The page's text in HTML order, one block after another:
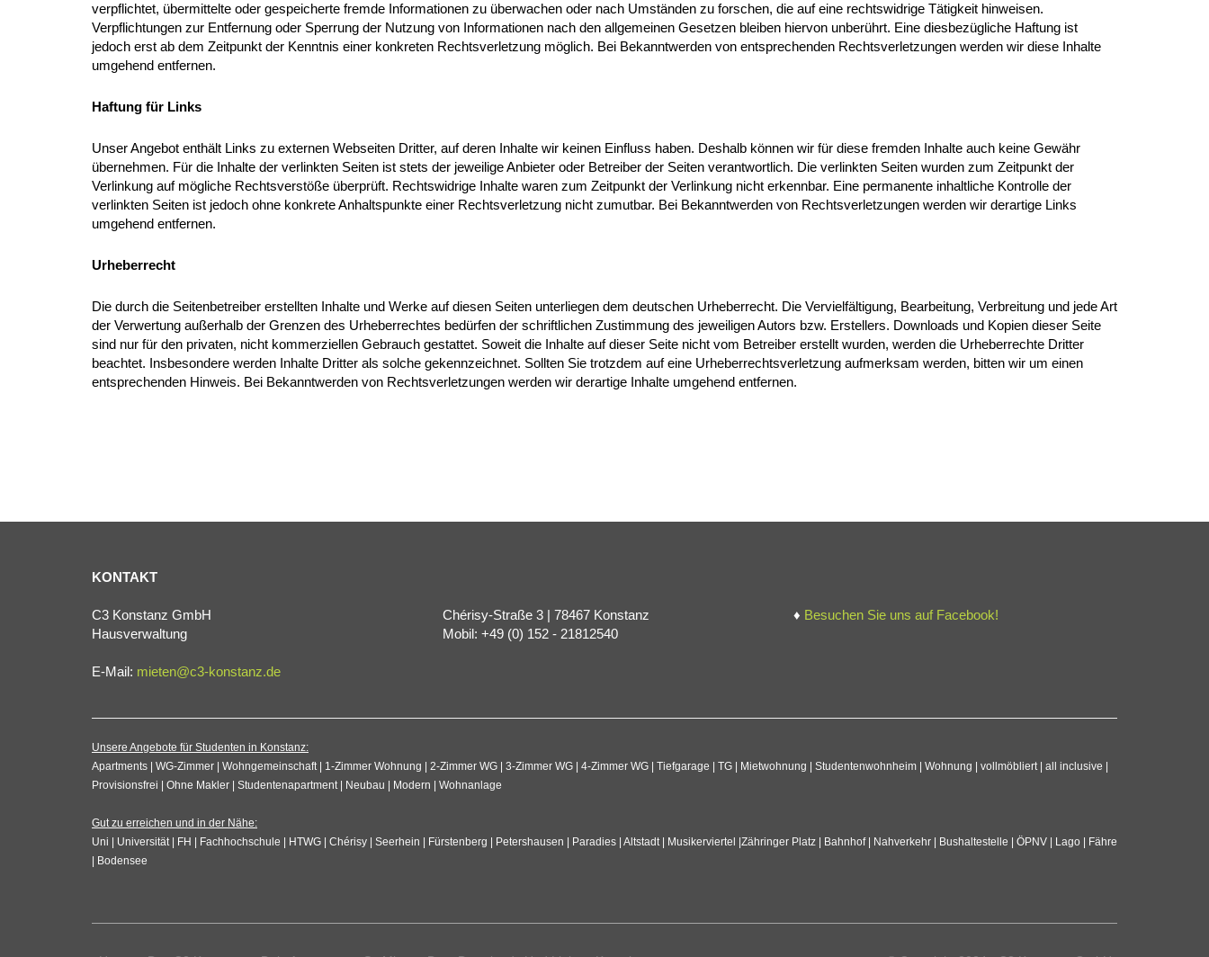
verpflichtet, übermittelte oder gespeicherte fremde Informationen zu überwachen oder nach Umständen zu forschen, die auf eine rechtswidrige Tätigkeit hinweisen.
Verpflichtungen zur Entfernung oder Sperrung der Nutzung von Informationen nach den allgemeinen Gesetzen bleiben hiervon unberührt. Eine diesbezügliche Haftung ist
jedoch erst ab dem Zeitpunkt der Kenntnis einer konkreten Rechtsverletzung möglich. Bei Bekanntwerden von entsprechenden Rechtsverletzungen werden wir diese Inhalte
umgehend entfernen.
Haftung für Links
Unser Angebot enthält Links zu externen Webseiten Dritter, auf deren Inhalte wir keinen Einfluss haben. Deshalb können wir für diese fremden Inhalte auch keine Gewähr
übernehmen. Für die Inhalte der verlinkten Seiten ist stets der jeweilige Anbieter oder Betreiber der Seiten verantwortlich. Die verlinkten Seiten wurden zum Zeitpunkt der
Verlinkung auf mögliche Rechtsverstöße überprüft. Rechtswidrige Inhalte waren zum Zeitpunkt der Verlinkung nicht erkennbar. Eine permanente inhaltliche Kontrolle der
verlinkten Seiten ist jedoch ohne konkrete Anhaltspunkte einer Rechtsverletzung nicht zumutbar. Bei Bekanntwerden von Rechtsverletzungen werden wir derartige Links
umgehend entfernen.
Urheberrecht
Die durch die Seitenbetreiber erstellten Inhalte und Werke auf diesen Seiten unterliegen dem deutschen Urheberrecht. Die Vervielfältigung, Bearbeitung, Verbreitung und jede Art
der Verwertung außerhalb der Grenzen des Urheberrechtes bedürfen der schriftlichen Zustimmung des jeweiligen Autors bzw. Erstellers. Downloads und Kopien dieser Seite
sind nur für den privaten, nicht kommerziellen Gebrauch gestattet. Soweit die Inhalte auf dieser Seite nicht vom Betreiber erstellt wurden, werden die Urheberrechte Dritter
beachtet. Insbesondere werden Inhalte Dritter als solche gekennzeichnet. Sollten Sie trotzdem auf eine Urheberrechtsverletzung aufmerksam werden, bitten wir um einen
entsprechenden Hinweis. Bei Bekanntwerden von Rechtsverletzungen werden wir derartige Inhalte umgehend entfernen.
KONTAKT
C3 Konstanz GmbH
Hausverwaltung
E-Mail: mieten@c3-konstanz.de
Chérisy-Straße 3 | 78467 Konstanz
Mobil: +49 (0) 152 - 21812540
♦ Besuchen Sie uns auf Facebook!
Unsere Angebote für Studenten in Konstanz:
Apartments | WG-Zimmer | Wohngemeinschaft | 1-Zimmer Wohnung | 2-Zimmer WG | 3-Zimmer WG | 4-Zimmer WG | Tiefgarage | TG | Mietwohnung | Studentenwohnheim | Wohnung | vollmöbliert | all inclusive |
Provisionsfrei | Ohne Makler | Studentenapartment | Neubau | Modern | Wohnanlage
Gut zu erreichen und in der Nähe:
Uni | Universität | FH | Fachhochschule | HTWG | Chérisy | Seerhein | Fürstenberg | Petershausen | Paradies | Altstadt | Musikerviertel |Zähringer Platz | Bahnhof | Nahverkehr | Bushaltestelle | ÖPNV | Lago | Fähre
| Bodensee